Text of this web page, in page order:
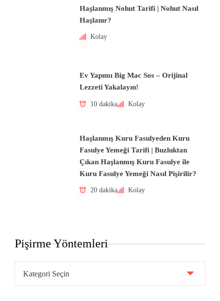
Haşlanmış Nohut Tarifi | Nohut Nasıl
Haşlanır?
Kolay
Ev Yapımı Big Mac Sos – Orijinal
Lezzeti Yakalayın!
10 dakika Kolay
Haşlanmış Kuru Fasulyeden Kuru
Fasulye Yemeği Tarifi | Buzluktan
Çıkan Haşlanmış Kuru Fasulye ile
Kuru Fasulye Yemeği Nasıl Pişirilir?
20 dakika Kolay
Pişirme Yöntemleri
Yöntemleri